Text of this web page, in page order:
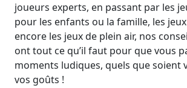
joueurs experts, en passant par les
pour les enfants ou la famille, les jeux
encore les jeux de plein air, nos
ont tout ce qu’il faut pour que vous
moments ludiques, quels que soient
vos goûts !